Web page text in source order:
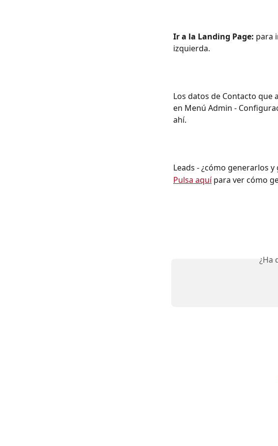
Ir a la Landing Page: para
izquierda.
Los datos de Contacto que
en Menú Admin -
ahí.
Leads - ¿cómo generarlos
Pulsa aquí para ver cómo
¿Ha